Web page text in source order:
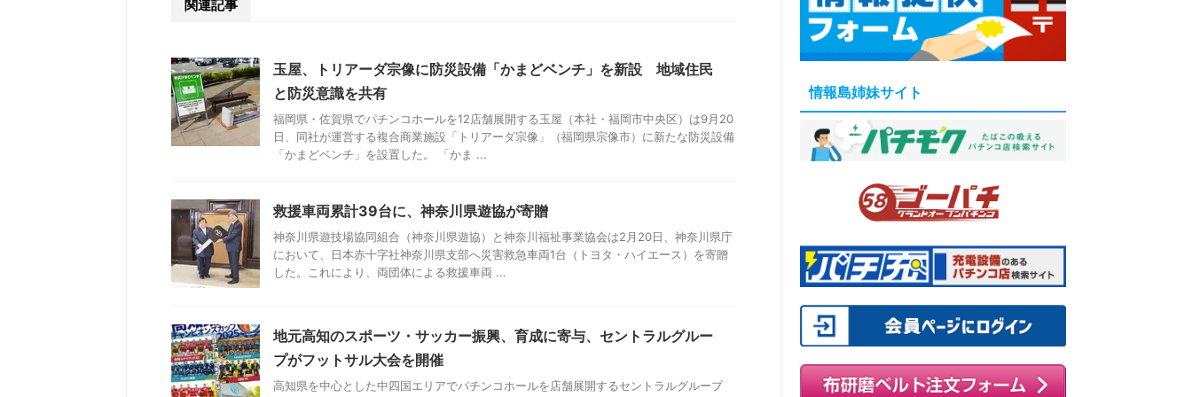
関連記事
玉屋、トリアーダ宗像に防災設備「かまどベンチ」を新設 地域住民
と防災意識を共有
福岡県・佐賀県でパチンコホールを12店舗展開する玉屋（本社・福岡市中央区）は9月20
日、同社が運営する複合商業施設「トリアーダ宗像」（福岡県宗像市）に新たな防災設備
「かまどベンチ」を設置した。 「かま ...
救援車両累計39台に、神奈川県遊協が寄贈
神奈川県遊技場協同組合（神奈川県遊協）と神奈川福祉事業協会は2月20日、神奈川県庁
において、日本赤十字社神奈川県支部へ災害救急車両1台（トヨタ・ハイエース）を寄贈
した。これにより、両団体による救援車両 ...
地元高知のスポーツ・サッカー振興、育成に寄与、セントラルグルー
プがフットサル大会を開催
高知県を中心とした中四国エリアでパチンコホールを店舗展開するセントラルグループ
情報島姉妹サイト